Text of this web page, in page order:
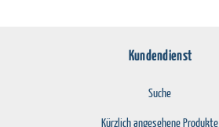
Kundendienst
Suche
Kürzlich angesehene Produkte